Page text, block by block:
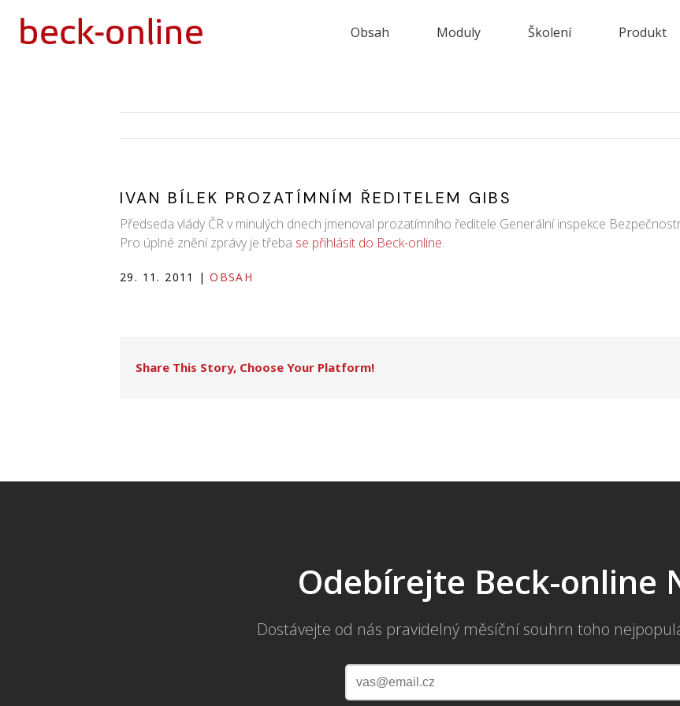
Obsah Moduly Školení Produkt
IVAN BÍLEK PROZATÍMNÍM ŘEDITELEM GIBS
Předseda vlády ČR v minulých dnech jmenoval prozatímního ředitele Generální inspekce
Pro úplné znění zprávy je třeba se přihlásit do Beck-online.
29. 11. 2011 | OBSAH
Share This Story, Choose Your Platform!
Odebírejte Beck-online
Dostávejte od nás pravidelný měsíční souhrn toho